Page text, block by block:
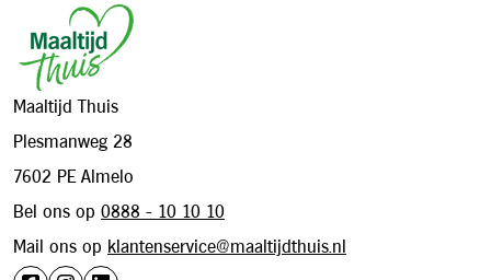
Maaltijd Thuis
Plesmanweg 28
7602 PE Almelo
Bel ons op 0888 - 10 10 10
Mail ons op klantenservice@maaltijdthuis.nl